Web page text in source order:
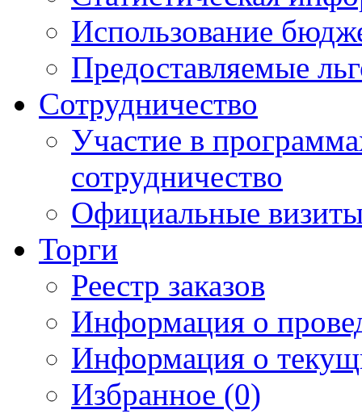
Использование
Предоставляемые
Сотрудничество
Участие в
сотрудничество
Официальные
Торги
Реестр заказов
Информация о
Информация о
Избранное (0)